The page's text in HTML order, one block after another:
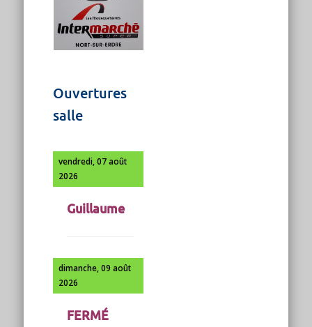
Ouvertures
salle
vendredi, 07 août
2026
Guillaume
dimanche, 09 août
2026
FERMÉ